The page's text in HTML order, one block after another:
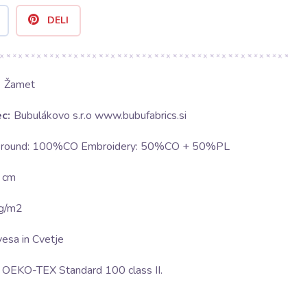
DELI
Žamet
Bubulákovo s.r.o www.bubufabrics.si
100%CO Embroidery: 50%CO + 50%PL
m2
in Cvetje
OEKO-TEX Standard 100 class II.